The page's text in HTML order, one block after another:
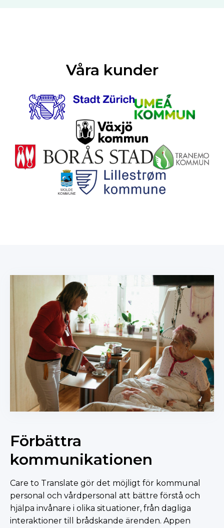
Våra kunder
Förbättra
kommunikationen
Care to Translate gör det möjligt för kommunal
personal och vårdpersonal att bättre förstå och
hjälpa invånare i olika situationer, från dagliga
interaktioner till brådskande ärenden. Appen